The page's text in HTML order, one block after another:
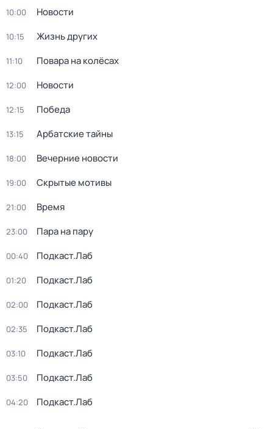
10:00 Новости
10:15 Жизнь других
11:10 Повара на колёсах
12:00 Новости
12:15 Победа
13:15 Арбатские тайны
18:00 Вечерние новости
19:00 Скрытые мотивы
21:00 Время
23:00 Пара на пару
00:40 Подкаст.Лаб
01:20 Подкаст.Лаб
02:00 Подкаст.Лаб
02:35 Подкаст.Лаб
03:10 Подкаст.Лаб
03:50 Подкаст.Лаб
04:20 Подкаст.Лаб